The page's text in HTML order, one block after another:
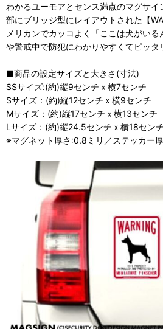
わかるユーモアとセンス満点のマグサ
部にブリッジ型にレイアウトされた【
メリカンでカッコよく「ここは犬がい
や警戒中で防犯にわかりやすくてピッタ
■商品の設定サイズと大きさ(寸法)
SSサイズ:(約)縦9センチｘ横7センチ
Sサイズ：(約)縦12センチｘ横9センチ
Mサイズ：(約)縦17センチｘ横13センチ
Lサイズ：(約)縦24.5センチｘ横18センチ
※マグネット厚さ:0.8ミリ／ステッカー